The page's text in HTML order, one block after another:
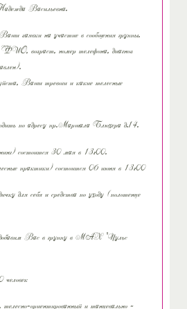
Васильевна.
заявки на участие в сообщения группы.
возраст, номер телефона, диагноз
Ваши тревоги и какие телесные
по адресу пр.Маршала Блюхера д.14.
состоится 30 мая в 13:00.
практики) состоится 06 июня в 13:00
для себя и средства по уходу (полотенце
Вас в группу в МАХ "Пульс
ориентированный и танцевально -